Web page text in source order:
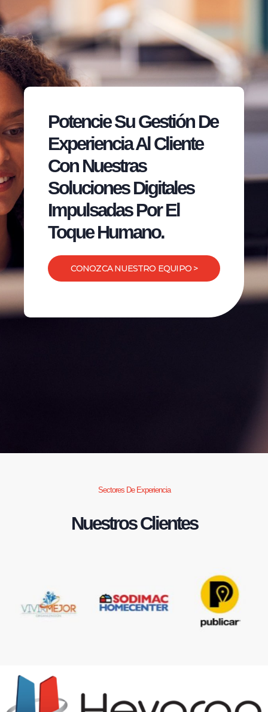
Potencie Su Gestión De
Experiencia Al Cliente
Con Nuestras
Soluciones Digitales
Impulsadas Por El
Toque Humano.
CONOZCA NUESTRO EQUIPO >
Sectores De Experiencia
Nuestros Clientes